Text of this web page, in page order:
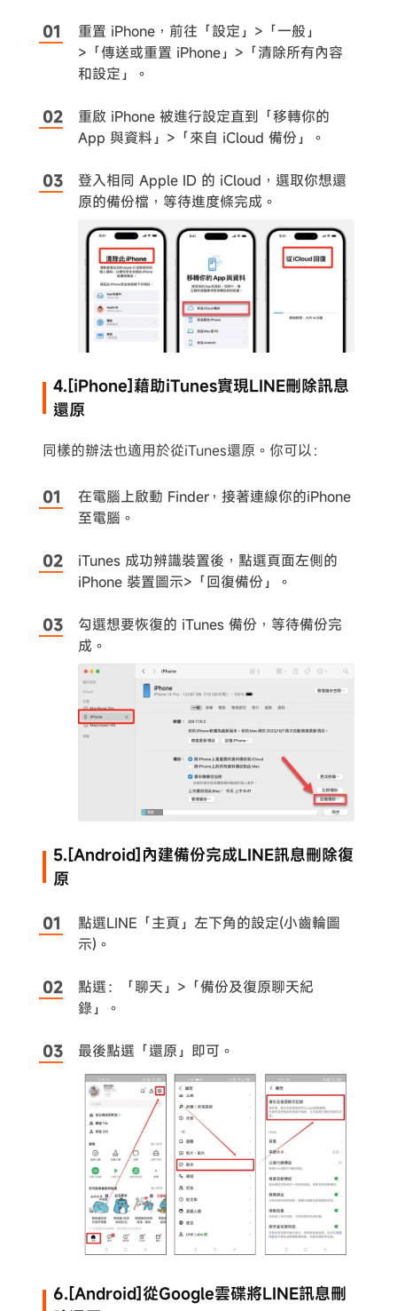
重置 iPhone，前往「設定」>「一般」
>「傳送或重置 iPhone」>「清除所有內容
和設定」。
重啟 iPhone 被進行設定直到「移轉你的
App 與資料」>「來自 iCloud 備份」。
登入相同 Apple ID 的 iCloud，選取你想還
原的備份檔，等待進度條完成。
4.[iPhone]藉助iTunes實現LINE刪除訊息
還原
同樣的辦法也適用於從iTunes還原。你可以：
在電腦上啟動 Finder，接著連線你的iPhone
至電腦。
iTunes 成功辨識裝置後，點選頁面左側的
iPhone 裝置圖示>「回復備份」。
勾選想要恢復的 iTunes 備份，等待備份完
成。
5.[Android]內建備份完成LINE訊息刪除復
原
點選LINE「主頁」左下角的設定(小齒輪圖
示)。
點選：「聊天」>「備份及復原聊天紀
錄」。
最後點選「還原」即可。
6.[Android]從Google雲碟將LINE訊息刪